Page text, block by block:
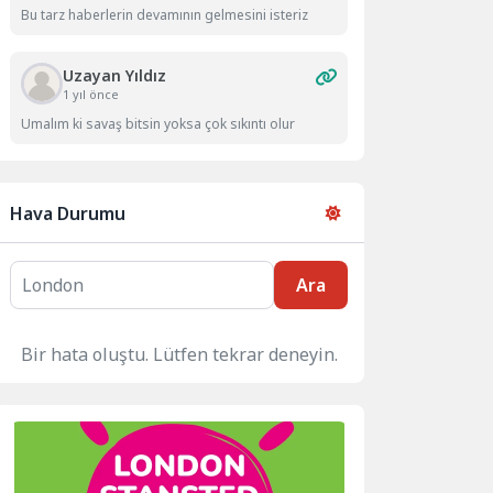
Bu tarz haberlerin devamının gelmesini isteriz
Uzayan Yıldız
1 yıl önce
Umalım ki savaş bitsin yoksa çok sıkıntı olur
Hava Durumu
Ara
Bir hata oluştu. Lütfen tekrar deneyin.